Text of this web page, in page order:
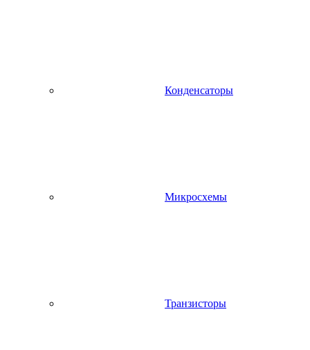
Конденсаторы
Микросхемы
Транзисторы